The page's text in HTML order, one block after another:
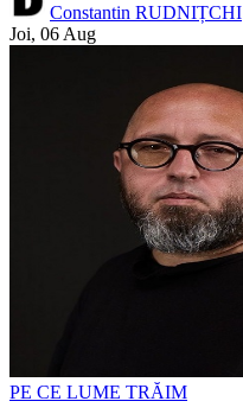
Constantin RUDNIȚCHI
Joi, 06 Aug
PE CE LUME TRĂIM